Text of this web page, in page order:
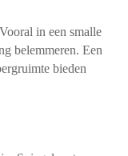
in een smalle
belemmeren. Een
bieden